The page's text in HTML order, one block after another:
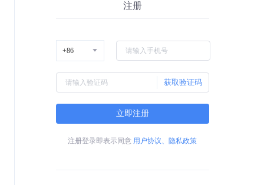
注册
获取验证码
立即注册
注册登录即表示同意 用户协议、隐私政策